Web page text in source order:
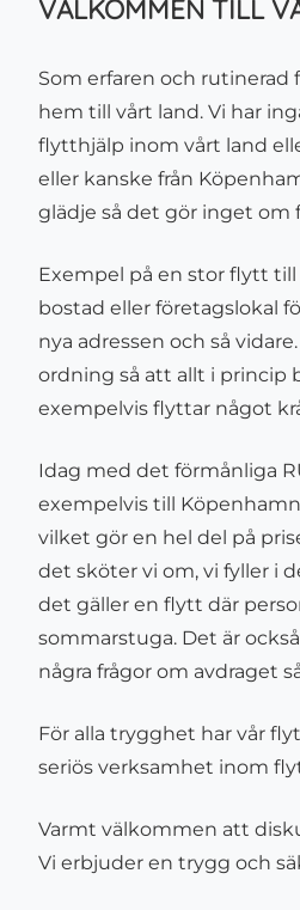
VÄLKOMMEN TILL
Som erfaren och
hem till vårt land. Vi har
flytthjälp inom vårt land
eller kanske från
glädje så det gör inget om
Exempel på en stor flytt
bostad eller företagslokal
nya adressen och så
ordning så att allt i princip
exempelvis flyttar något
Idag med det förmånliga
exempelvis till
vilket gör en hel del på
det sköter vi om, vi fyller i
det gäller en flytt där
sommarstuga. Det är
några frågor om avdraget
För alla trygghet har vår
seriös verksamhet inom
Varmt välkommen att
Vi erbjuder en trygg och